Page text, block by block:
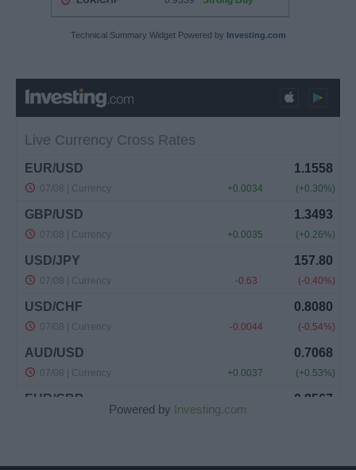
Technical Summary Widget Powered by Investing.com
Powered by Investing.com